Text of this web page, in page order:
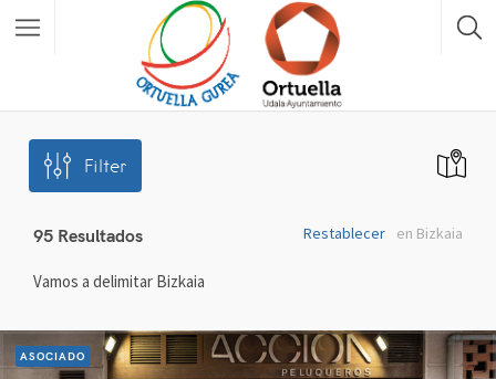
Filter
95 Resultados en Bizkaia
Restablecer
Vamos a delimitar Bizkaia
ASOCIADO